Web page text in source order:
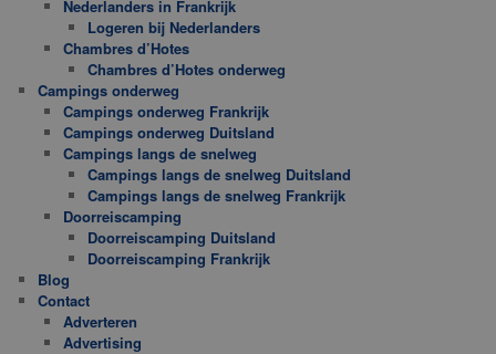
Nederlanders in Frankrijk
Logeren bij Nederlanders
Chambres d’Hotes
Chambres d’Hotes onderweg
Campings onderweg
Campings onderweg Frankrijk
Campings onderweg Duitsland
Campings langs de snelweg
Campings langs de snelweg Duitsland
Campings langs de snelweg Frankrijk
Doorreiscamping
Doorreiscamping Duitsland
Doorreiscamping Frankrijk
Blog
Contact
Adverteren
Advertising